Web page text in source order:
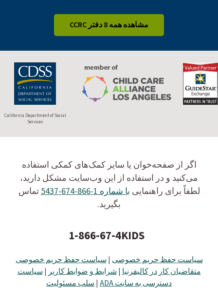
مشاهده همه 8 دفتر CCRC
California Department of Social
Services
اگر از صفحه‌خوان یا سایر کمک‌های کمکی استفاده
می‌کنید و در استفاده از این وب‌سایت مشکل دارید،
لطفاً برای راهنمایی با شماره 1-866-674-5437
تماس
بگیرید.
1-866-67-4KIDS
سیاست حفظ حریم خصوصی | سیاست حفظ حریم خصوصی
متقاضیان کار در کالیفرنیا | شرایط و ضوابط کاربر | سیاست
دسترسی به سایت ADA
| سلب مسئولیت